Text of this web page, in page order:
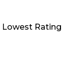
Lowest Rating